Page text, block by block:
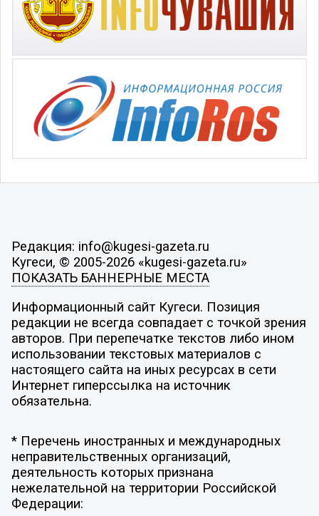
Редакция: info@kugesi-gazeta.ru
Кугеси, © 2005-2026 «kugesi-gazeta.ru»
ПОКАЗАТЬ БАННЕРНЫЕ МЕСТА
Информационный сайт Кугеси. Позиция
редакции не всегда совпадает с точкой зрения
авторов. При перепечатке текстов либо ином
использовании текстовых материалов с
настоящего сайта на иных ресурсах в сети
Интернет гиперссылка на источник
обязательна.
* Перечень иностранных и международных
неправительственных организаций,
деятельность которых признана
нежелательной на территории Российской
Федерации: